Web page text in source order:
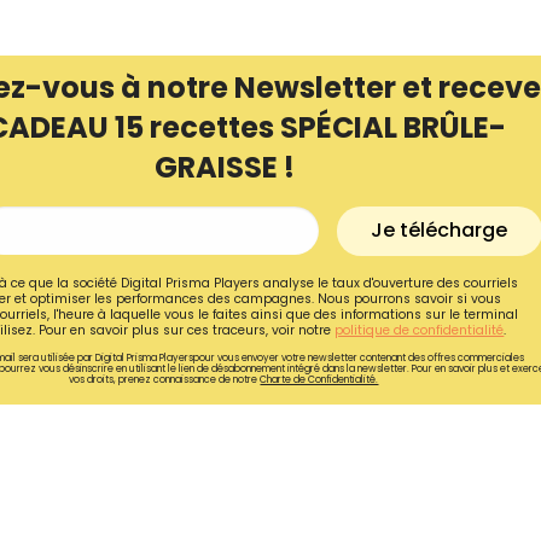
vous à notre Newsletter et
15 recettes SPÉCIAL BRÛLE-
GRAISSE !
Je télécharge
ce que la société Digital Prisma Players analyse le taux d'ouverture des courriels
et optimiser les performances des campagnes. Nous pourrons savoir si vous
l'heure à laquelle vous le faites ainsi que des informations sur le terminal
Pour en savoir plus sur ces traceurs, voir notre politique de confidentialité.
sera utilisée par Digital Prisma Playerspour vous envoyer votre newsletter contenant des offres commerciales
vous désinscrire en utilisant le lien de désabonnement intégré dans la newsletter. Pour en savoir plus et
vos droits, prenez connaissance de notreCharte de Confidentialité.